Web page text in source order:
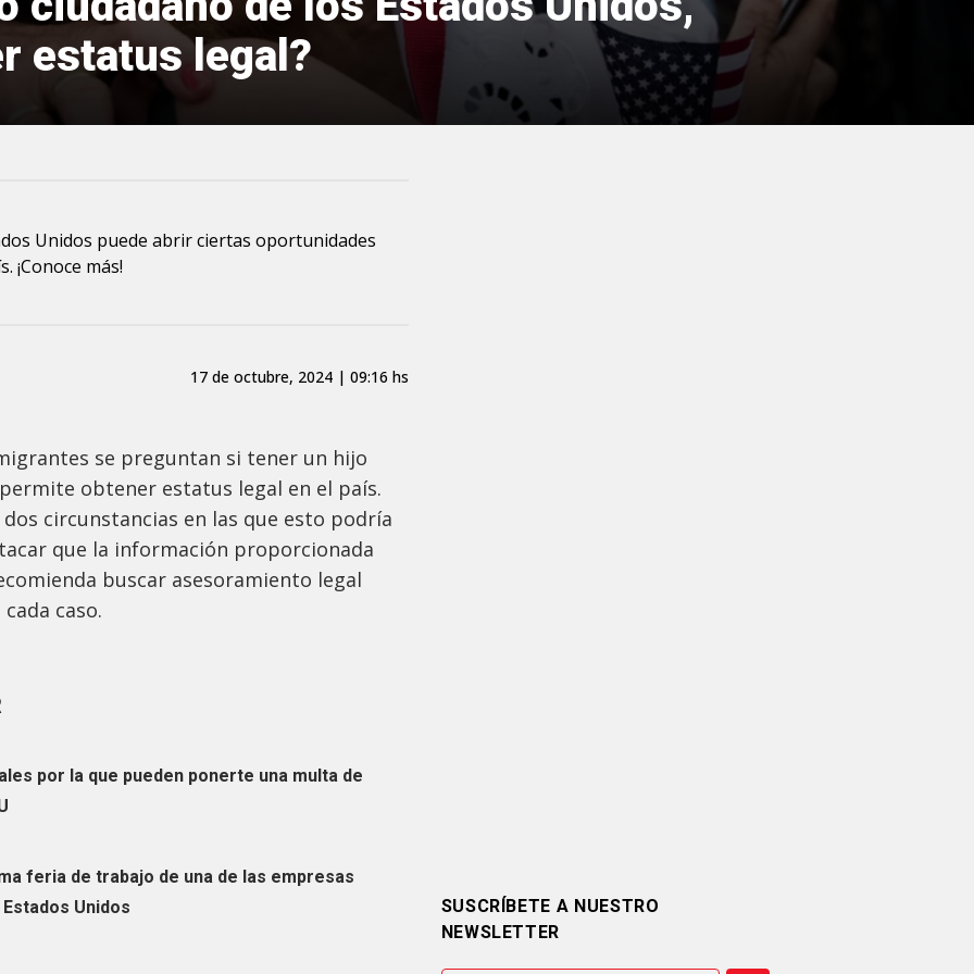
estatus legal?
Unidos puede abrir ciertas oportunidades
¡Conoce más!
17 de octubre, 2024 | 09:16 hs
se preguntan si tener un hijo
obtener estatus legal en el país.
circunstancias en las que esto podría
que la información proporcionada
buscar asesoramiento legal
caso.
por la que pueden ponerte una multa de
feria de trabajo de una de las empresas
Unidos
SUSCRÍBETE A NUESTRO
NEWSLETTER